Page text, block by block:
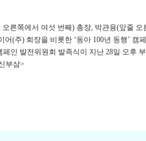
른쪽에서 여섯 번째) 총장, 박관용(앞줄
어(주) 회장을 비롯한 ‘동아 100년 동행’
페인 발전위원회 발족식이 지난 28일 오후
부삼>